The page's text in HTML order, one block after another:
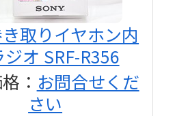
取りイヤホン内
オ SRF-R356
： お問合せくだ
さい